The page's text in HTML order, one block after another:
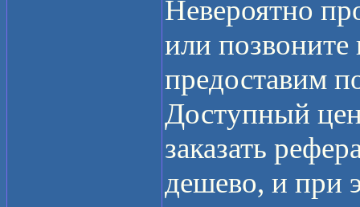
Невероятно
или
предоставим
Доступный
заказать
дешево, и при